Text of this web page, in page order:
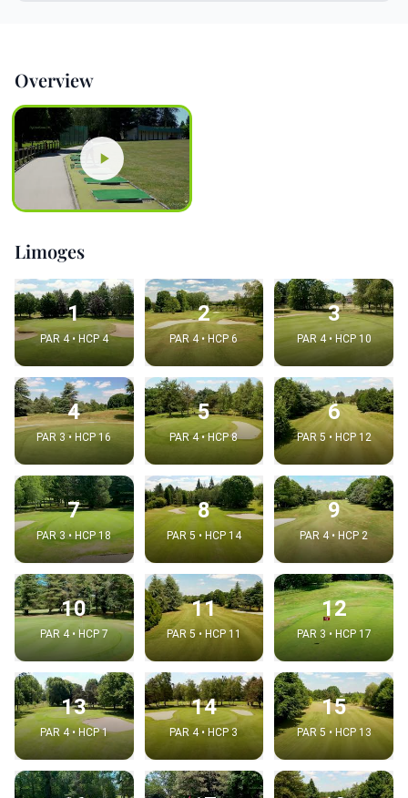
Overview
Limoges
1
PAR 4 • HCP 4
2
PAR 4 • HCP 6
3
PAR 4 • HCP 10
4
PAR 3 • HCP 16
5
PAR 4 • HCP 8
6
PAR 5 • HCP 12
7
PAR 3 • HCP 18
8
PAR 5 • HCP 14
9
PAR 4 • HCP 2
10
PAR 4 • HCP 7
11
PAR 5 • HCP 11
12
PAR 3 • HCP 17
13
PAR 4 • HCP 1
14
PAR 4 • HCP 3
15
PAR 5 • HCP 13